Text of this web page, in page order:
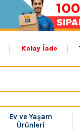
Kolay İade
Ev ve Yaşam
Ürünleri